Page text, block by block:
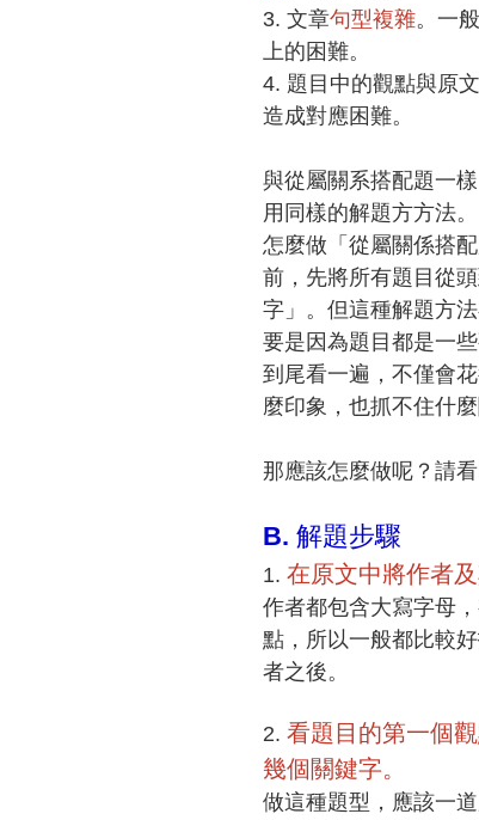
3. 文章句型複雜。一
上的困難。
4. 題⽬中的觀點與原
造成對應困難。
與從屬關系搭配題⼀
⽤同樣的解題⽅方法。
怎麼做「從屬關係搭
前，先將所有題目從
字」。但這種解題方
要是因為題⽬都是⼀
到尾看一遍，不僅會
麼印象，也抓不住什麼
那應該怎麼做呢？請看
B. 解題步驟
1. 在原文中將作者
作者都包含大寫字母
點，所以⼀般都比較
者之後。
2. 看題目的第⼀個
幾個關鍵字。
做這種題型，應該⼀